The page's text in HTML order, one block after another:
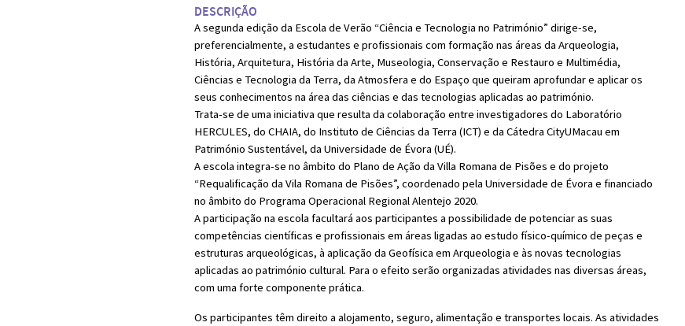
DESCRIÇÃO
A segunda edição da Escola de Verão “Ciência e Tecnologia no Património” dirige-se,
preferencialmente, a estudantes e profissionais com formação nas áreas da Arqueologia,
História, Arquitetura, História da Arte, Museologia, Conservação e Restauro e Multimédia,
Ciências e Tecnologia da Terra, da Atmosfera e do Espaço que queiram aprofundar e aplicar os
seus conhecimentos na área das ciências e das tecnologias aplicadas ao património.
Trata-se de uma iniciativa que resulta da colaboração entre investigadores do Laboratório
HERCULES, do CHAIA, do Instituto de Ciências da Terra (ICT) e da Cátedra CityUMacau em
Património Sustentável, da Universidade de Évora (UÉ).
A escola integra-se no âmbito do Plano de Ação da Villa Romana de Pisões e do projeto
“Requalificação da Vila Romana de Pisões”, coordenado pela Universidade de Évora e financiado
no âmbito do Programa Operacional Regional Alentejo 2020.
A participação na escola facultará aos participantes a possibilidade de potenciar as suas
competências científicas e profissionais em áreas ligadas ao estudo físico-químico de peças e
estruturas arqueológicas, à aplicação da Geofísica em Arqueologia e às novas tecnologias
aplicadas ao património cultural. Para o efeito serão organizadas atividades nas diversas áreas,
com uma forte componente prática.
Os participantes têm direito a alojamento, seguro, alimentação e transportes locais. As atividades